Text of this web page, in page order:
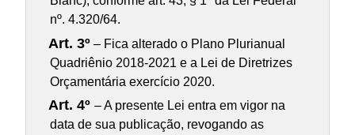
nº. 4.320/64.
Art. 3º– Fica alterado o Plano Plurianual
Quadriênio 2018-2021 e a Lei de Diretrizes
Orçamentária exercício 2020.
Art. 4º – A presente Lei entra em vigor na
data de sua publicação, revogando as